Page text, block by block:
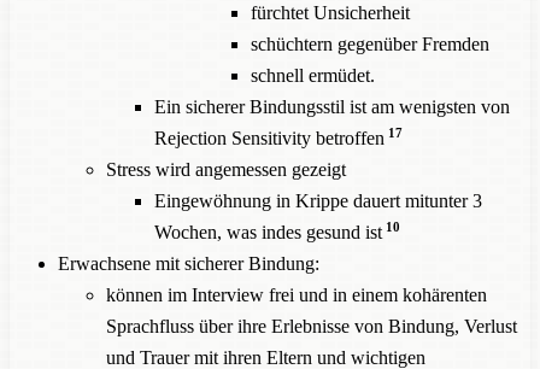
fürchtet Unsicherheit
schüchtern gegenüber Fremden
schnell ermüdet.
Ein sicherer Bindungsstil ist am wenigsten von
Rejection Sensitivity betroffen 17
Stress wird angemessen gezeigt
Eingewöhnung in Krippe dauert mitunter 3
Wochen, was indes gesund ist 10
Erwachsene mit sicherer Bindung:
können im Interview frei und in einem kohärenten
Sprachfluss über ihre Erlebnisse von Bindung, Verlust
und Trauer mit ihren Eltern und wichtigen